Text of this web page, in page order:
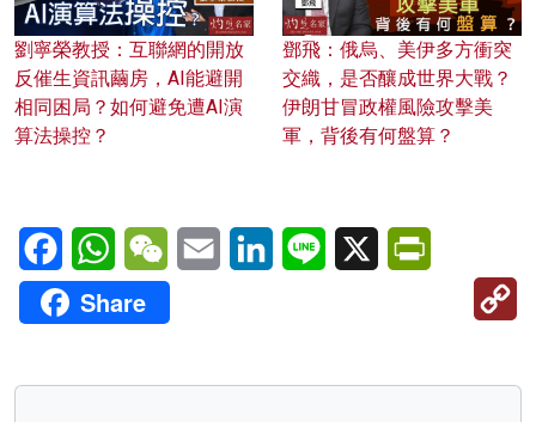
劉寧榮教授：互聯網的開放
反催生資訊繭房，AI能避開
相同困局？如何避免遭AI演
算法操控？
鄧飛：俄烏、美伊多方衝突
交織，是否釀成世界大戰？
伊朗甘冒政權風險攻擊美
軍，背後有何盤算？
FacebookWhatsAppWeChatEmail LinkedInLine X
Share